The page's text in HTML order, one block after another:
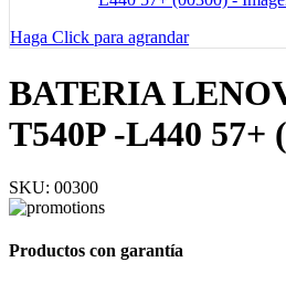
Haga Click para agrandar
BATERIA
T540P -L440 57+
SKU: 00300
Productos con garantía